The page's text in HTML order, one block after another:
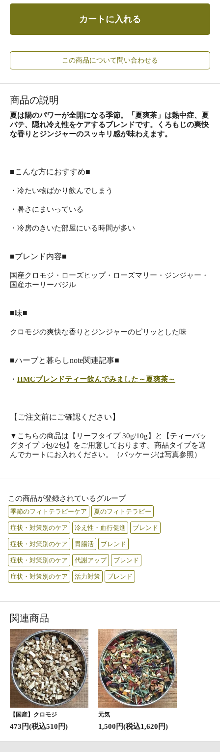
カートに入れる
この商品について問い合わせる
商品の説明
夏は陽のパワーが全開になる季節。「夏爽茶」は熱中症、夏
バテ、隠れ冷え性をケアするブレンドです。くろもじの爽快
な香りとジンジャーのスッキリ感が味わえます。
■こんな方におすすめ■
・冷たい物ばかり飲んでしまう
・暑さにまいっている
・冷房のきいた部屋にいる時間が多い
■ブレンド内容■
国産クロモジ・ローズヒップ・ローズマリー・ジンジャー・
国産ホーリーバジル
■味■
クロモジの爽快な香りとジンジャーのピリッとした味
■ハーブと暮らしnote関連記事■
・ HMCブレンドティー飲んでみました～夏爽茶～
【ご注文前にご確認ください】
▼こちらの商品は【リーフタイプ 30g/10g】と【ティーバッ
グタイプ 5包/2包】をご用意しております。商品タイプを選
んでカートにお入れください。（パッケージは写真参照）
この商品が登録されているグループ
季節のフィトテラピーケア 夏のフィトテラピー
症状・対策別のケア 冷え性・血行促進 ブレンド
症状・対策別のケア 胃腸活 ブレンド
症状・対策別のケア 代謝アップ ブレンド
症状・対策別のケア 活力対策 ブレンド
関連商品
【国産】クロモジ
473円(税込510円)
元気
1,500円(税込1,620円)